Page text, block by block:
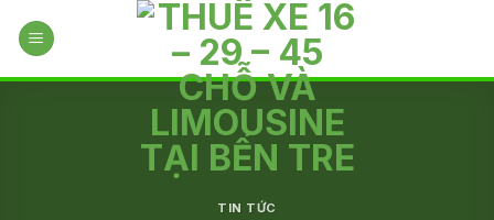
TIN TỨC